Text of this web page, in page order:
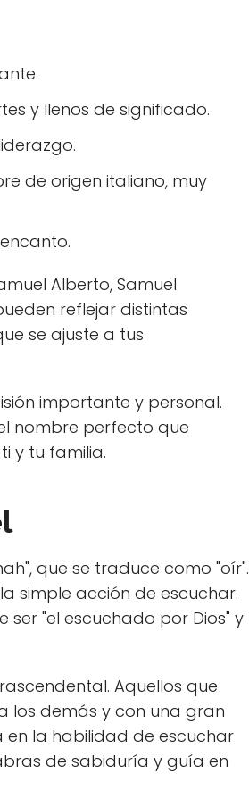
y llenos de significado.
de origen italiano, muy
Alberto, Samuel
reflejar distintas
se ajuste a tus
importante y personal.
nombre perfecto que
y tu familia.
que se traduce como "oír".
simple acción de escuchar.
"el escuchado por Dios" y
Aquellos que
los demás y con una gran
la habilidad de escuchar
de sabiduría y guía en